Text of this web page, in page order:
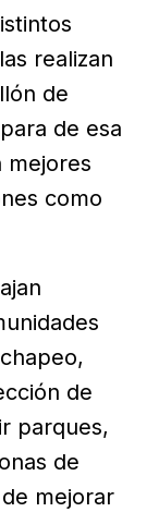
realizan
de
de esa
mejores
como
de
parques,
de
mejorar